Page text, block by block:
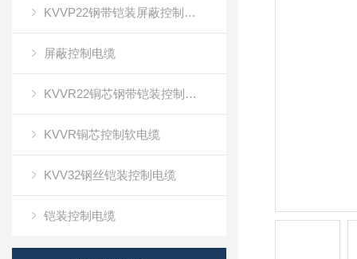
KVVP22钢带铠装屏蔽控制电缆
屏蔽控制电缆
KVVR22铜芯钢带铠装控制软电缆
KVVR铜芯控制软电缆
KVV32钢丝铠装控制电缆
铠装控制电缆